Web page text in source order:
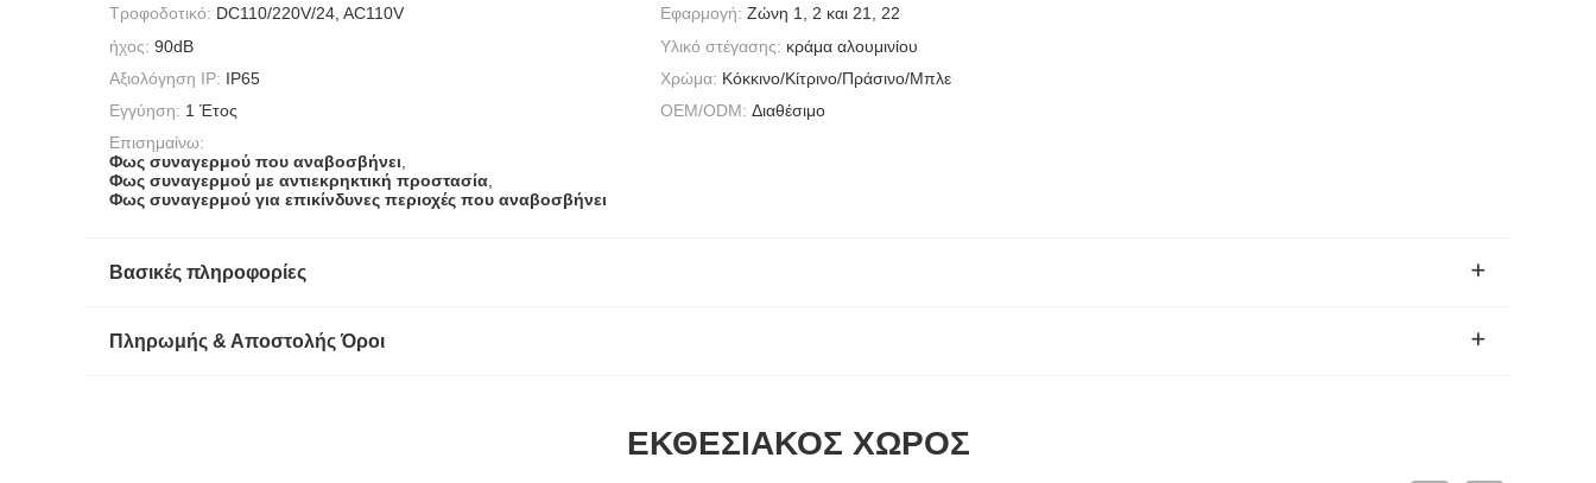
Τροφοδοτικό: DC110/220V/24, AC110V Εφαρμογή: Ζώνη 1, 2 και 21, 22
ήχος: 90dB Υλικό στέγασης: κράμα αλουμινίου
Αξιολόγηση IP: IP65 Χρώμα: Κόκκινο/Κίτρινο/Πράσινο/Μπλε
Εγγύηση: 1 Έτος OEM/ODM: Διαθέσιμο
Επισημαίνω:
Φως συναγερμού που αναβοσβήνει,
Φως συναγερμού με αντιεκρηκτική προστασία,
Φως συναγερμού για επικίνδυνες περιοχές που αναβοσβήνει
Βασικές πληροφορίες
Πληρωμής & Αποστολής Όροι
ΕΚΘΕΣΙΑΚΌΣ ΧΏΡΟΣ